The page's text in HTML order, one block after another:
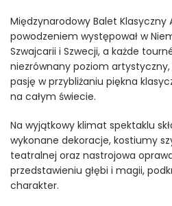
Międzynarodowy Balet Klasyczny
powodzeniem występował w
Szwajcarii i Szwecji, a każde
niezrównany poziom
pasję w przybliżaniu piękna
na całym świecie.
Na wyjątkowy klimat spektaklu
wykonane dekoracje, kostiumy
teatralnej oraz nastrojowa
przedstawieniu głębi i magii,
charakter.